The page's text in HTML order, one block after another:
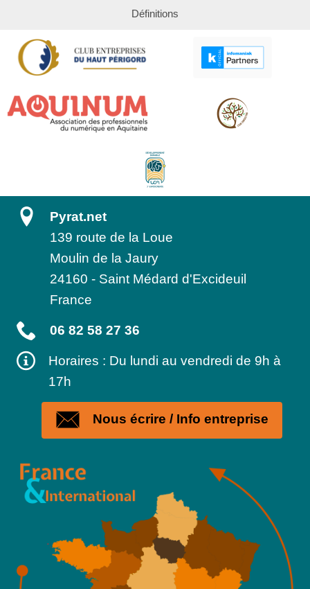
Définitions
Pyrat.net
139 route de la Loue
Moulin de la Jaury
24160 - Saint Médard d'Excideuil
France
06 82 58 27 36
Horaires : Du lundi au vendredi de 9h à
17h
Nous écrire / Info entreprise